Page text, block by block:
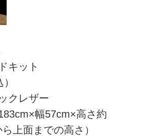
キット
クレザー
幅57cm×高さ約
上面までの高さ）